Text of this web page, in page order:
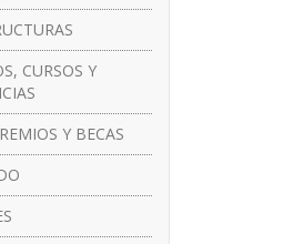
CURSOS Y
Y BECAS